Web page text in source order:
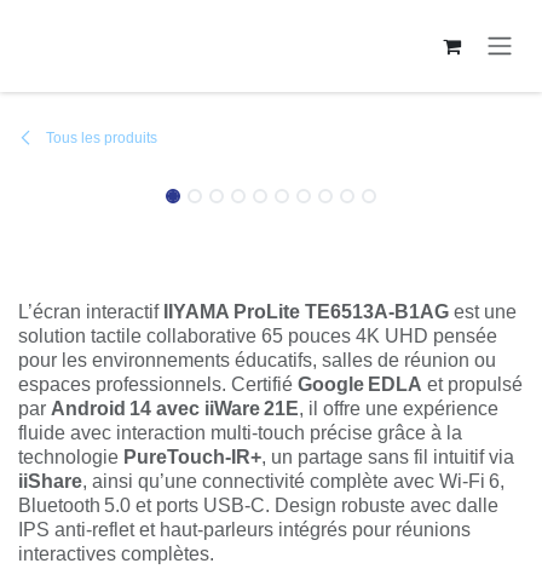
Tous les produits
L’écran interactifIIYAMA ProLite TE6513A‑B1AGest une
solution tactile collaborative 65 pouces 4K UHD pensée
pour les environnements éducatifs, salles de réunion ou
espaces professionnels. CertifiéGoogle EDLAet propulsé
parAndroid 14 avec iiWare 21E, il offre une expérience
fluide avec interaction multi‑touch précise grâce à la
technologie PureTouch‑IR+, un partage sans fil intuitif via
iiShare, ainsi qu’une connectivité complète avec Wi‑Fi 6,
Bluetooth 5.0 et ports USB‑C. Design robuste avec dalle
IPS anti‑reflet et haut‑parleurs intégrés pour réunions
interactives complètes.